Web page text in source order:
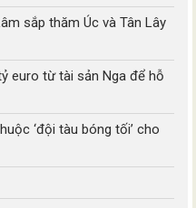
sắp thăm Úc và Tân Lây
euro từ tài sản Nga để hỗ
‘đội tàu bóng tối’ cho